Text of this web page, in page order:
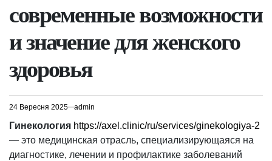
современные возможности
и значение для женского
здоровья
24 Вересня 2025 admin
Гинекология https://axel.clinic/ru/services/ginekologiya-2
— это медицинская отрасль, специализирующаяся на
диагностике, лечении и профилактике заболеваний